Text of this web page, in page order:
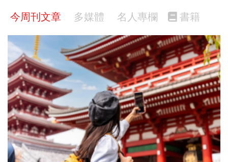
今周刊文章 多媒體 名人專欄 書籍